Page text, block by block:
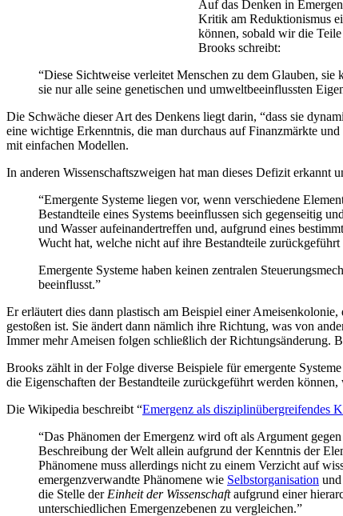
Auf das Denken in
Kritik am Reduktionismus
können, sobald wir die
Brooks schreibt:
“Diese Sichtweise verleitet Menschen zu dem Glauben,
sie nur alle seine genetischen und umweltbeeinflussten
Die Schwäche dieser Art des Denkens liegt darin, “dass sie
eine wichtige Erkenntnis, die man durchaus auf Finanzmärkte
mit einfachen Modellen.
In anderen Wissenschaftszweigen hat man dieses Defizit erkannt
“Emergente Systeme liegen vor, wenn verschiedene
Bestandteile eines Systems beeinflussen sich gegenseitig
und Wasser aufeinandertreffen und, aufgrund eines
Wucht hat, welche nicht auf ihre Bestandteile zurückgeführt
Emergente Systeme haben keinen zentralen
beeinflusst.”
Er erläutert dies dann plastisch am Beispiel einer
gestoßen ist. Sie ändert dann nämlich ihre Richtung, was von
Immer mehr Ameisen folgen schließlich der Richtungsänderung.
Brooks zählt in der Folge diverse Beispiele für emergente
die Eigenschaften der Bestandteile zurückgeführt werden können,
Die Wikipedia beschreibt “Emergenz als disziplinübergreifendes
“Das Phänomen der Emergenz wird oft als Argument
Beschreibung der Welt allein aufgrund der Kenntnis der
Phänomene muss allerdings nicht zu einem Verzicht auf
emergenzverwandte Phänomene wie Selbstorganisation
die Stelle der Einheit der Wissenschaftaufgrund einer
unterschiedlichen Emergenzebenen zu vergleichen.”